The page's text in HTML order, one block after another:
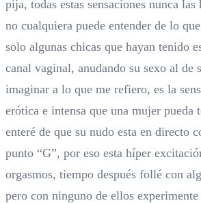
pija, todas estas sensaciones nunca las
no cualquiera puede entender de lo
solo algunas chicas que hayan tenido
canal vaginal, anudando su sexo al de
imaginar a lo que me refiero, es la
erótica e intensa que una mujer pueda
enteré de que su nudo esta en directo
punto “G”, por eso esta híper
orgasmos, tiempo después follé con
pero con ninguno de ellos experimente